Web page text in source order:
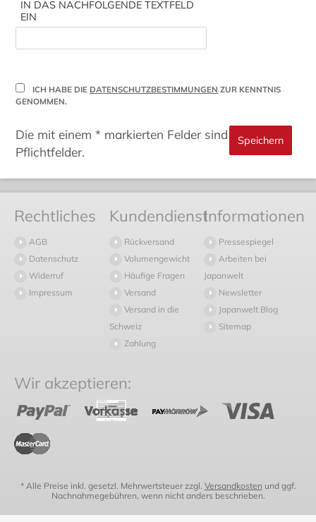
IN DAS NACHFOLGENDE TEXTFELD
EIN
ICH HABE DIE DATENSCHUTZBESTIMMUNGEN ZUR KENNTNIS
GENOMMEN.
Die mit einem * markierten Felder sind
Pflichtfelder.
Rechtliches
AGB
Datenschutz
Widerruf
Impressum
Kundendienst
Rückversand
Volumengewicht
Häufige Fragen
Versand
Versand in die
Schweiz
Zahlung
Informationen
Pressespiegel
Arbeiten bei
Japanwelt
Newsletter
Japanwelt Blog
Sitemap
Wir akzeptieren:
* Alle Preise inkl. gesetzl. Mehrwertsteuer zzgl. Versandkosten und ggf.
Nachnahmegebühren, wenn nicht anders beschrieben.